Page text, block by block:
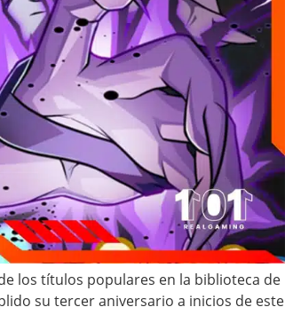
los títulos populares en la biblioteca de
su tercer aniversario a inicios de este